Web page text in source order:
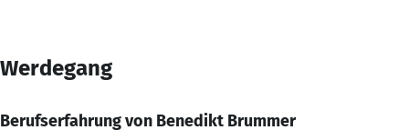
Werdegang
Berufserfahrung von Benedikt Brummer